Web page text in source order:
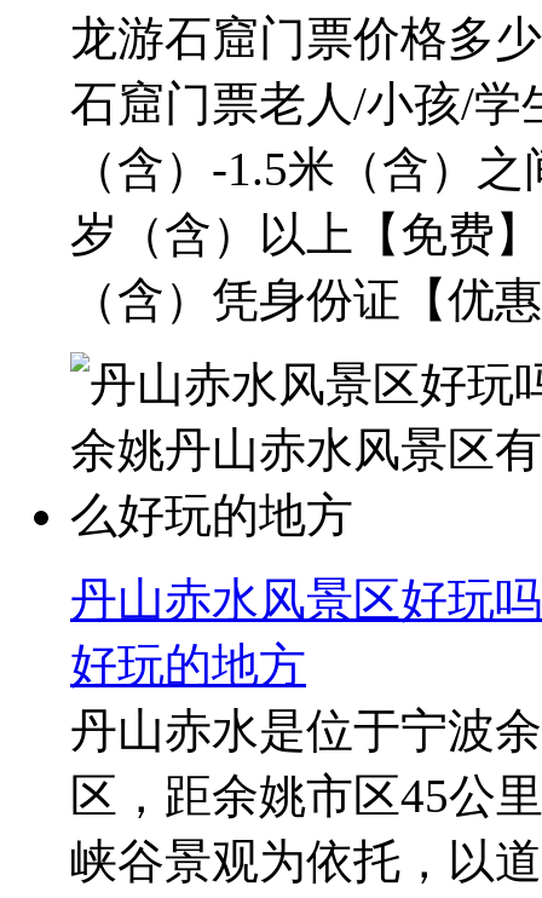
龙游石窟门票价格多
石窟门票老人/小孩/学
（含）-1.5米（含）
岁（含）以上【免费
（含）凭身份证【优
丹山赤水风景区好玩
好玩的地方
丹山赤水是位于宁波
区，距余姚市区45公
峡谷景观为依托，以